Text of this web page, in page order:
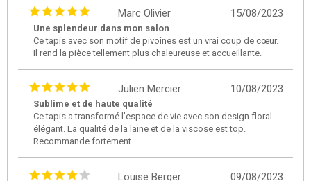
15/08/2023
Marc Olivier
Une splendeur dans mon salon
Ce tapis avec son motif de pivoines est un vrai coup de cœur.
Il rend la pièce tellement plus chaleureuse et accueillante.
10/08/2023
Julien Mercier
Sublime et de haute qualité
Ce tapis a transformé l'espace de vie avec son design floral
élégant. La qualité de la laine et de la viscose est top.
Recommande fortement.
09/08/2023
Louise Berger